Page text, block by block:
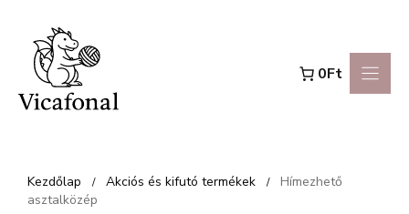
Kilépés
tartalomba
0Ft
Kezdőlap / Akciós és kifutó termékek /
Hímezhető
asztalközép